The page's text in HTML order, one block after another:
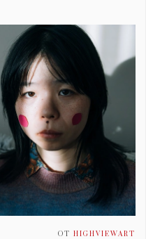
ОТ HIGHVIEWART